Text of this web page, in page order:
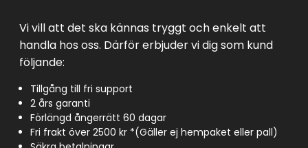
Vi vill att det ska kännas tryggt och enkelt att
handla hos oss. Därför erbjuder vi dig som kund
följande:
Tillgång till fri support
2 års garanti
Förlängd ångerrätt 60 dagar
Fri frakt över 2500 kr *(Gäller ej hempaket eller pall)